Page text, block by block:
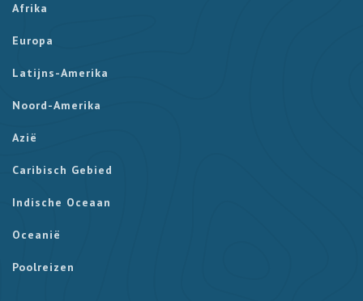
Afrika
Europa
Latijns-Amerika
Noord-Amerika
Azië
Caribisch Gebied
Indische Oceaan
Oceanië
Poolreizen